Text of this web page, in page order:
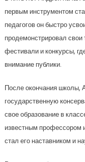
первым инструментом
педагогов он быстро
продемонстрировал
фестивали и конкурсы,
внимание публики.
После окончания школы,
государственную
свое образование в
известным профессором
стал его наставником и